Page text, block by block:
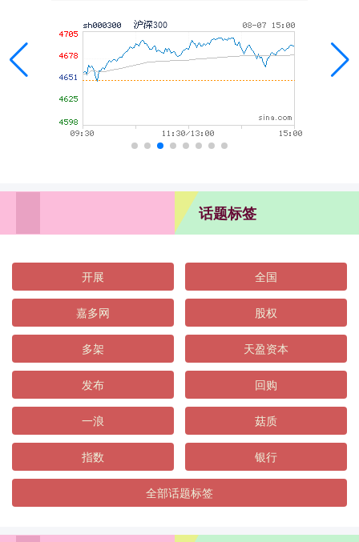
话题标签
开展 全国
嘉多网 股权
多架 天盈资本
发布 回购
一浪 菇质
指数 银行
全部话题标签